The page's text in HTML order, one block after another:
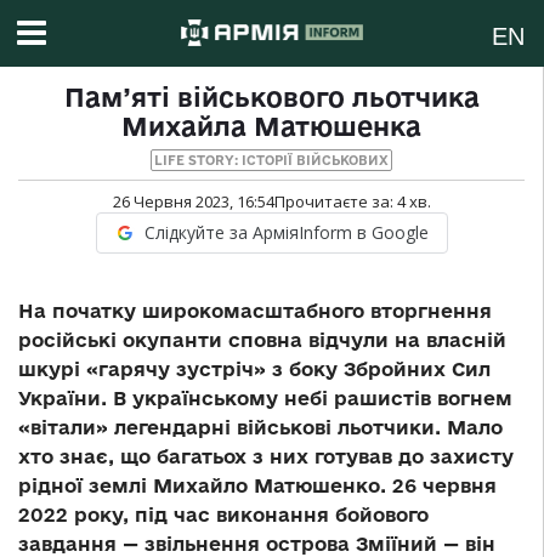
EN
Пам’яті військового льотчика
Михайла Матюшенка
LIFE STORY: ІСТОРІЇ ВІЙСЬКОВИХ
26 Червня 2023, 16:54Прочитаєте за: 4хв.
Слідкуйте за АрміяInform в Google
На початку широкомасштабного вторгнення
російські окупанти сповна відчули на власній
шкурі «гарячу зустріч» з боку Збройних Сил
України. В українському небі рашистів вогнем
«вітали» легендарні військові льотчики. Мало
хто знає, що багатьох з них готував до захисту
рідної землі Михайло Матюшенко. 26 червня
2022 року, під час виконання бойового
завдання — звільнення острова Зміїний — він